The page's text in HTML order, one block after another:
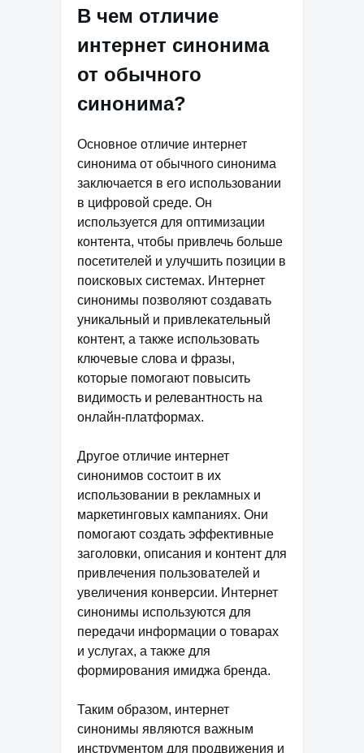
В чем отличие
интернет синонима
от обычного
синонима?
Основное отличие интернет
синонима от обычного синонима
заключается в его использовании
в цифровой среде. Он
используется для оптимизации
контента, чтобы привлечь больше
посетителей и улучшить позиции в
поисковых системах. Интернет
синонимы позволяют создавать
уникальный и привлекательный
контент, а также использовать
ключевые слова и фразы,
которые помогают повысить
видимость и релевантность на
онлайн-платформах.
Другое отличие интернет
синонимов состоит в их
использовании в рекламных и
маркетинговых кампаниях. Они
помогают создать эффективные
заголовки, описания и контент для
привлечения пользователей и
увеличения конверсии. Интернет
синонимы используются для
передачи информации о товарах
и услугах, а также для
формирования имиджа бренда.
Таким образом, интернет
синонимы являются важным
инструментом для продвижения и